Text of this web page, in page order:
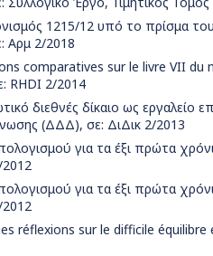
1215/12 υπό το πρίσμα
Αρμ 2/2018
comparatives sur le livre VII
RHDI 2/2014
διεθνές δίκαιο ως
(ΔΔΔ), σε: ΔιΔικ 2/2013
για τα έξι πρώτα
για τα έξι πρώτα
réflexions sur le difficile